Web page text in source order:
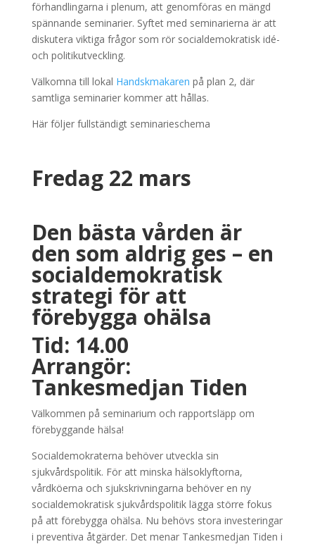
förhandlingarna i plenum, att genomföras en mängd
spännande seminarier. Syftet med seminarierna är att
diskutera viktiga frågor som rör socialdemokratisk idé-
och politikutveckling.
Välkomna till lokal Handskmakaren på plan 2, där
samtliga seminarier kommer att hållas.
Här följer fullständigt seminarieschema
Fredag 22 mars
Den bästa vården är
den som aldrig ges – en
socialdemokratisk
strategi för att
förebygga ohälsa
Tid: 14.00
Arrangör:
Tankesmedjan Tiden
Välkommen på seminarium och rapportsläpp om
förebyggande hälsa!
Socialdemokraterna behöver utveckla sin
sjukvårdspolitik. För att minska hälsoklyftorna,
vårdköerna och sjukskrivningarna behöver en ny
socialdemokratisk sjukvårdspolitik lägga större fokus
på att förebygga ohälsa. Nu behövs stora investeringar
i preventiva åtgärder. Det menar Tankesmedjan Tiden i